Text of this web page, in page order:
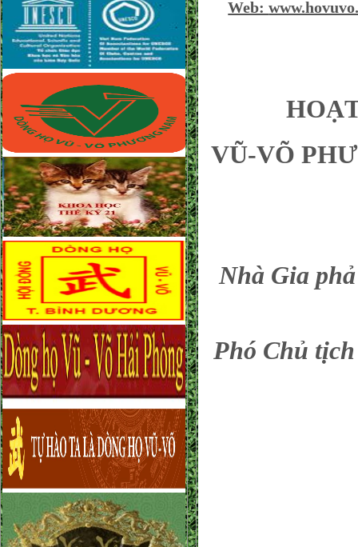
Web:
HOẠT
VŨ-VÕ
Nhà Gia
Phó Chủ